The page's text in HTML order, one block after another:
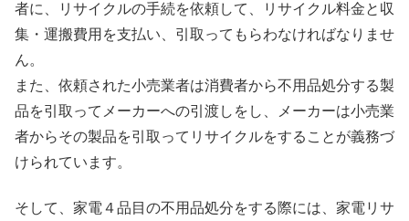
者に、リサイクルの手続を依頼して、リサイクル料金と収
集・運搬費用を支払い、引取ってもらわなければなりませ
ん。
また、依頼された小売業者は消費者から不用品処分する製
品を引取ってメーカーへの引渡しをし、メーカーは小売業
者からその製品を引取ってリサイクルをすることが義務づ
けられています。
そして、家電４品目の不用品処分をする際には、家電リサ